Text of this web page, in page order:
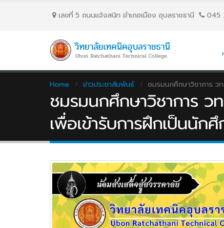
เลขที่ 5 ถนนเเจ้งสนิท อำเภอเมือง อุบลราชธานี 045
Home ข่าวประชาสัมพันธ์ ชมรมนกศึกษาวิชาการ ว
ชมรมนกศึกษาวิชาการ ว
เพื่อเข้ารับการฝึกเป็นนัก